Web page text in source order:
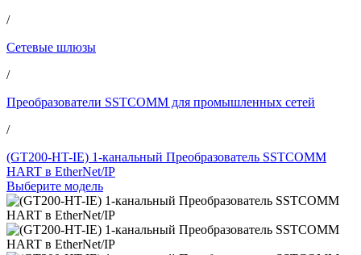
/
Сетевые шлюзы
/
Преобразователи SSTCOMM для промышленных сетей
/
(GT200-HT-IE) 1-канальный Преобразователь SSTCOMM
HART в EtherNet/IP
Выберите модель